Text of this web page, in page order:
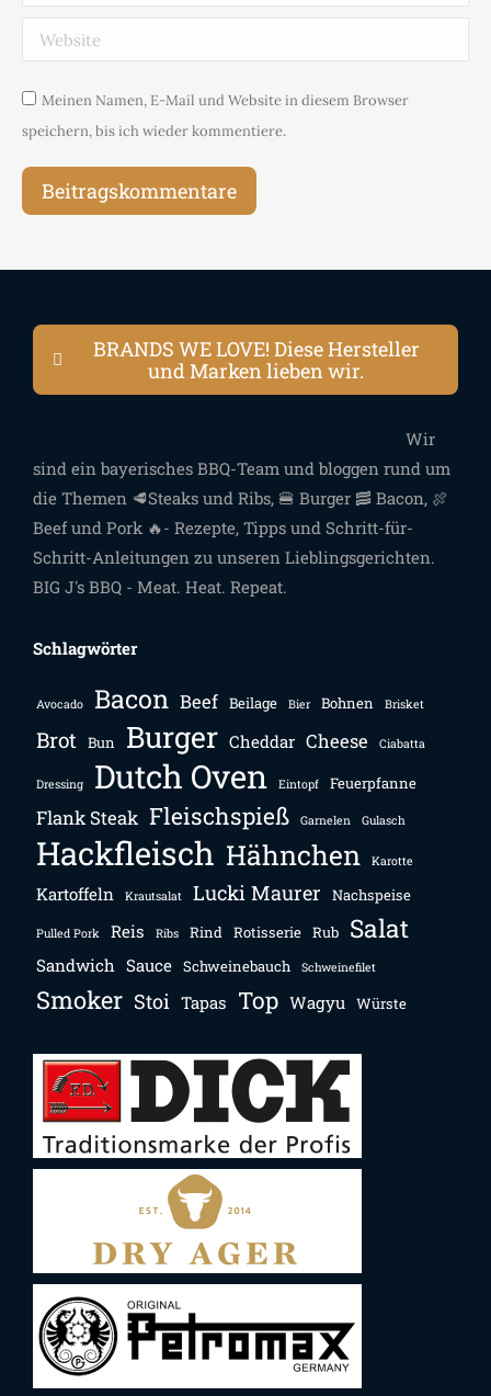
Website
Meinen Namen, E-Mail und Website in diesem Browser
speichern, bis ich wieder kommentiere.
Beitragskommentare
BRANDS WE LOVE! Diese Hersteller
und Marken lieben wir.
Wir
sind ein bayerisches BBQ-Team und bloggen rund um
die Themen 🥩Steaks und Ribs, 🍔 Burger 🥓 Bacon, 🍖
Beef und Pork 🔥- Rezepte, Tipps und Schritt-für-
Schritt-Anleitungen zu unseren Lieblingsgerichten.
BIG J's BBQ - Meat. Heat. Repeat.
Schlagwörter
Avocado Bacon Beef Beilage Bier Bohnen Brisket
Brot Bun Burger Cheddar Cheese Ciabatta
Dressing Dutch Oven Eintopf Feuerpfanne
Flank Steak Fleischspieß Garnelen Gulasch
Hackfleisch Hähnchen Karotte
Kartoffeln Krautsalat Lucki Maurer Nachspeise
Pulled Pork Reis Ribs Rind Rotisserie Rub Salat
Sandwich Sauce Schweinebauch Schweinefilet
Smoker Stoi Tapas Top Wagyu Würste